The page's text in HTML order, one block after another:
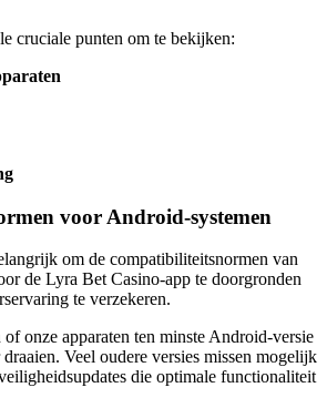
cruciale punten om te bekijken:
voor Android-systemen
om de compatibiliteitsnormen van
de Lyra Bet Casino-app te doorgronden
te verzekeren.
onze apparaten ten minste Android-versie
Veel oudere versies missen mogelijk
die optimale functionaliteit